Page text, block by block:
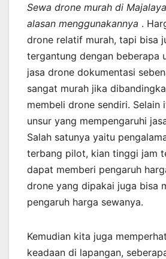
Sewa drone murah di
alasan menggunakannya .
drone relatif murah, tapi bisa
tergantung dengan beberapa
jasa drone dokumentasi
sangat murah jika
membeli drone sendiri. Selain
unsur yang mempengaruhi
Salah satunya yaitu
terbang pilot, kian tinggi jam
dapat memberi pengaruh
drone yang dipakai juga bisa
pengaruh harga sewanya.
Kemudian kita juga
keadaan di lapangan,